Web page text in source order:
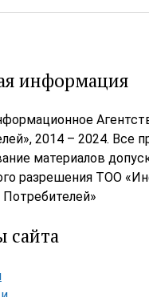
информация
2014 – 2024. Все
материалов
разрешения ТОО
сайта